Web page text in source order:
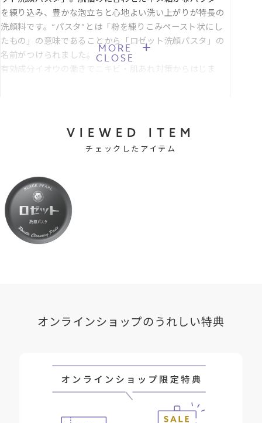
からのオリジナルです。≫
*1 清浄成分
*2 皮フコンディショニング成分
*3 古い角質
*8 クロフサスグリ果実エキス〔保湿成分〕
*9 マグワ果実エキス〔保湿成分〕
【JANコード】4901696502150
■製品サイズ：W80×D38×H100mm
■セルフラッピング推奨サイズ：Sサイズ
を練り込み、豊かな泡立ちと心地よい洗い上がりが特長の
洗顔料です。“パスタ”とは「粉を練りこみペースト状にし
たもの」の意味であることから「ロゼット洗顔パスタ」の
名前がつけられました。
有効成分イオウの働きでニキビ・肌あれ対策からはじま
(※ 1951年「レオン洗顔クリーム」から商品名を変更)
MORE
CLOSE
VIEWED ITEM
チェックしたアイテム
オンラインショップのうれしい特典